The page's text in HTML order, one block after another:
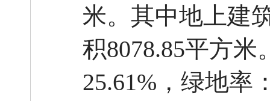
米。其中地上建
积8078.85平方
25.61%，绿地率